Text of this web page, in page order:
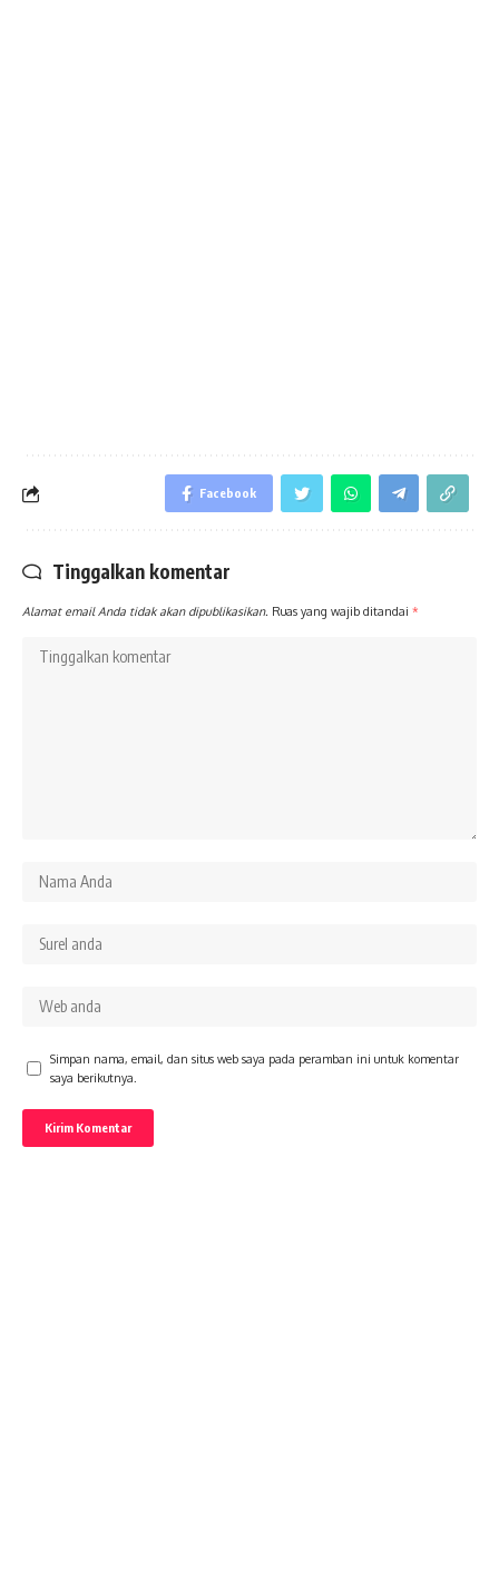
Facebook
Tinggalkan komentar
Alamat email Anda tidak akan dipublikasikan. Ruas yang wajib ditandai *
Simpan nama, email, dan situs web saya pada peramban ini untuk komentar
saya berikutnya.